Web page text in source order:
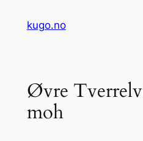
kugo.no
Øvre
moh